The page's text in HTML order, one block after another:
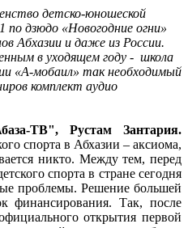
детско-юношеской
дзюдо «Новогодние огни»
Абхазии и даже из России.
в уходящем году - школа
«А-мобаил» так необходимый
комплект аудио
ТВ", Рустам Зантария.
спорта в Абхазии – аксиома,
никто. Между тем, перед
спорта в стране сегодня
проблемы. Решение большей
финансирования. Так, после
открытия первой